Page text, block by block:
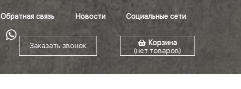
Обратная связь Новости Социальные сети
Заказать звонок
Корзина
(нет товаров)